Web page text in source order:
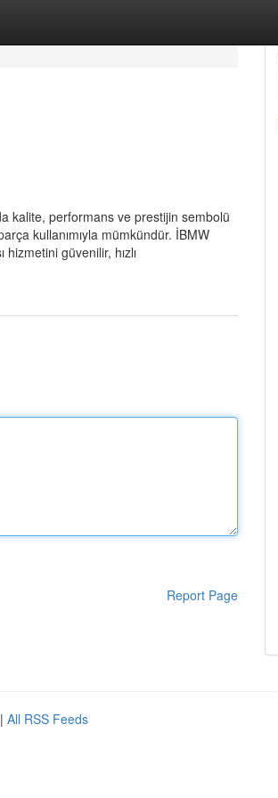
kalite, performans ve prestijin sembolü
kullanımıyla mümkündür. İBMW
güvenilir, hızlı
Report Page
| All RSS Feeds